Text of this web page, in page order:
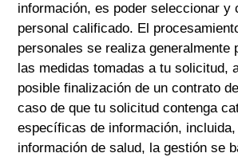
información, es poder seleccionar y
personal calificado. El
personales se realiza generalmente
las medidas tomadas a tu solicitud,
posible finalización de un contrato
caso de que tu solicitud contenga
específicas de información,
información de salud, la gestión se